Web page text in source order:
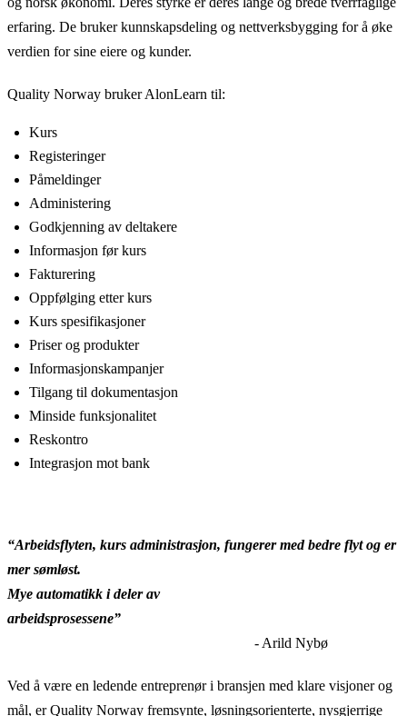
erfaring. De bruker kunnskapsdeling og nettverksbygging for å øke
verdien for sine eiere og kunder.
Quality Norway bruker AlonLearn til:
Kurs
Registeringer
Påmeldinger
Administering
Godkjenning av deltakere
Informasjon før kurs
Fakturering
Oppfølging etter kurs
Kurs spesifikasjoner
Priser og produkter
Informasjonskampanjer
Tilgang til dokumentasjon
Minside funksjonalitet
Reskontro
Integrasjon mot bank
“Arbeidsflyten, kurs administrasjon, fungerer med bedre flyt og er
mer sømløst.
Mye automatikk i deler av
arbeidsprosessene”
- Arild Nybø
Ved å være en ledende entreprenør i bransjen med klare visjoner og
mål, er Quality Norway fremsynte, løsningsorienterte, nysgjerrige